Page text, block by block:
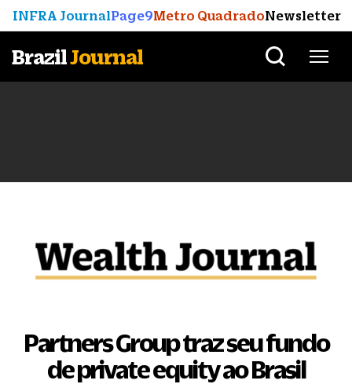
INFRA JournalPage9Metro QuadradoNewsletter
BrazilJournal
Partners Group traz seu fundo
de private equity ao Brasil